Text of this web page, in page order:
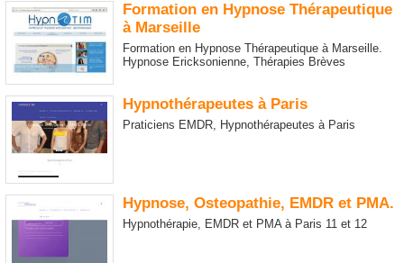
Formation en Hypnose Thérapeutique
à Marseille
Formation en Hypnose Thérapeutique à Marseille.
Hypnose Ericksonienne, Thérapies Brèves
Hypnothérapeutes à Paris
Praticiens EMDR, Hypnothérapeutes à Paris
Hypnose, Osteopathie, EMDR et PMA.
Hypnothérapie, EMDR et PMA à Paris 11 et 12